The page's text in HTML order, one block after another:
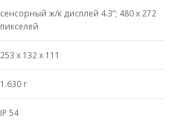
сенсорный ж/к дисплей 4.3”; 480 x 272
пикселей
253 x 132 x 111
1.630 г
IP 54